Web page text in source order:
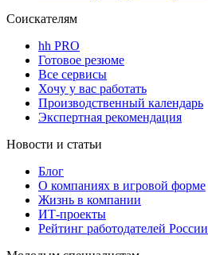
Соискателям
hh PRO
Готовое резюме
Все сервисы
Хочу у вас работать
Производственный календарь
Экспертная рекомендация
Новости и статьи
Блог
О компаниях в игровой форме
Жизнь в компании
ИТ-проекты
Рейтинг работодателей России